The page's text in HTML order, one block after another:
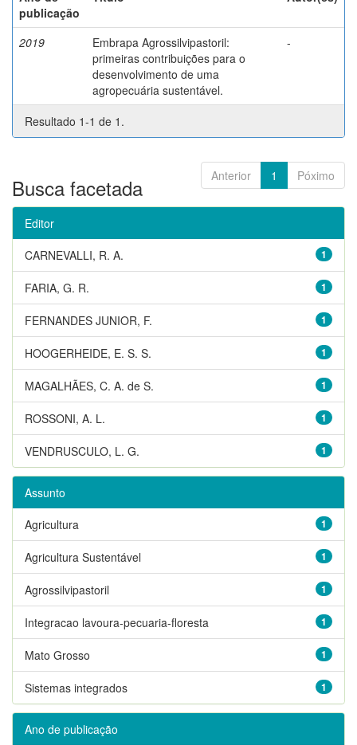
publicação
2019
Embrapa Agrossilvipastoril:
primeiras contribuições para o
desenvolvimento de uma
agropecuária sustentável.
-
Resultado 1-1 de 1.
Anterior 1 Póximo
Busca facetada
Editor
1
CARNEVALLI, R. A.
1
FARIA, G. R.
1
FERNANDES JUNIOR, F.
1
HOOGERHEIDE, E. S. S.
1
MAGALHÃES, C. A. de S.
1
ROSSONI, A. L.
1
VENDRUSCULO, L. G.
Assunto
1
Agricultura
1
Agricultura Sustentável
1
Agrossilvipastoril
1
Integracao lavoura-pecuaria-floresta
1
Mato Grosso
1
Sistemas integrados
Ano de publicação